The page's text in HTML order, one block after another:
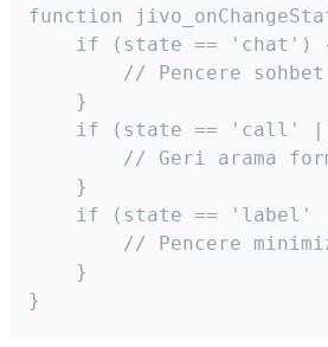
function
if (state == 'chat')
// Pencere
    }
if (state == 'call'
// Geri arama
    }
if (state == 'label'
// Pencere
    }
}